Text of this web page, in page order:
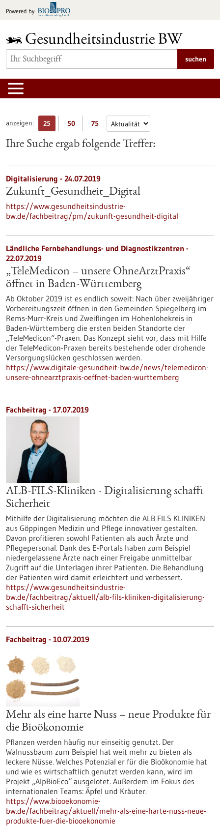
Inhalt
Powered by
suchen
anzeigen: 25 50 75
Ihre Suche ergab folgende Treffer:
Digitalisierung - 24.07.2019
Zukunft_Gesundheit_Digital
https://www.gesundheitsindustrie-
bw.de/fachbeitrag/pm/zukunft-gesundheit-digital
Ländliche Fernbehandlungs- und Diagnostikzentren -
22.07.2019
„TeleMedicon – unsere OhneArztPraxis“
öffnet in Baden-Württemberg
Ab Oktober 2019 ist es endlich soweit: Nach über zweijähriger
Vorbereitungszeit öffnen in den Gemeinden Spiegelberg im
Rems-Murr-Kreis und Zweiflingen im Hohenlohekreis in
Baden-Württemberg die ersten beiden Standorte der
„TeleMedicon“-Praxen. Das Konzept sieht vor, dass mit Hilfe
der TeleMedicon-Praxen bereits bestehende oder drohende
Versorgungslücken geschlossen werden.
https://www.digitale-gesundheit-bw.de/news/telemedicon-
unsere-ohnearztpraxis-oeffnet-baden-wurttemberg
Fachbeitrag - 17.07.2019
ALB-FILS-Kliniken - Digitalisierung schafft
Sicherheit
Mithilfe der Digitalisierung möchten die ALB FILS KLINIKEN
aus Göppingen Medizin und Pflege innovativer gestalten.
Davon profitieren sowohl Patienten als auch Ärzte und
Pflegepersonal. Dank des E-Portals haben zum Beispiel
niedergelassene Ärzte nach einer Freigabe unmittelbar
Zugriff auf die Unterlagen ihrer Patienten. Die Behandlung
der Patienten wird damit erleichtert und verbessert.
https://www.gesundheitsindustrie-
bw.de/fachbeitrag/aktuell/alb-fils-kliniken-digitalisierung-
schafft-sicherheit
Fachbeitrag - 10.07.2019
Mehr als eine harte Nuss – neue Produkte für
die Bioökonomie
Pflanzen werden häufig nur einseitig genutzt. Der
Walnussbaum zum Beispiel hat weit mehr zu bieten als
leckere Nüsse. Welches Potenzial er für die Bioökonomie hat
und wie es wirtschaftlich genutzt werden kann, wird im
Projekt „AlpBioEco“ ausgelotet. Außerdem im Fokus des
internationalen Teams: Äpfel und Kräuter.
https://www.biooekonomie-
bw.de/fachbeitrag/aktuell/mehr-als-eine-harte-nuss-neue-
produkte-fuer-die-biooekonomie